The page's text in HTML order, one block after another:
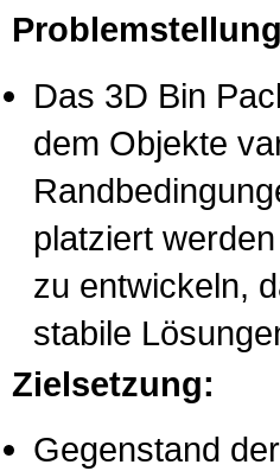
Das 3D Bin
dem Objekte
platziert
zu entwickeln,
stabile
Zielsetzung:
Gegenstand